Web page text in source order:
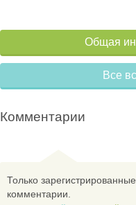
Общая
Все
Комментарии
Только
комментарии.